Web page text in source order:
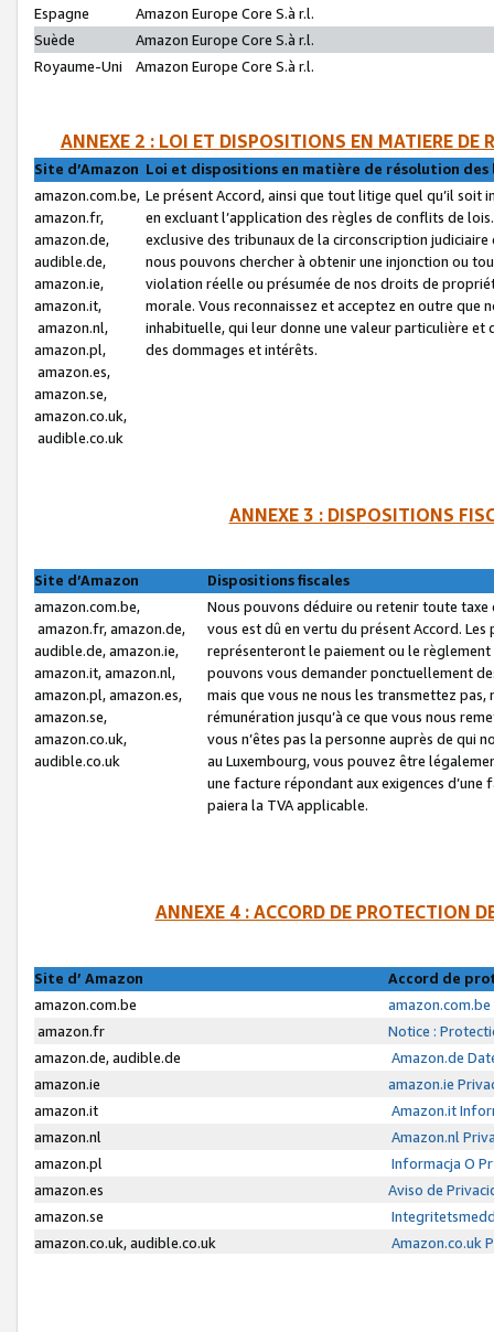
Espagne
Amazon Europe Core S.à r.l.
Suède
Amazon Europe Core S.à r.l.
Royaume-Uni
Amazon Europe Core S.à r.l.
ANNEXE 2 : LOI ET DISPOSITIONS EN MATIERE DE
Site d’Amazon Loi et dispositions en matière de résolution
amazon.com.be,
amazon.fr,
amazon.de,
audible.de,
amazon.ie,
amazon.it,
amazon.nl,
amazon.pl,
amazon.es,
amazon.se,
amazon.co.uk,
audible.co.uk
Le présent Accord, ainsi que tout litige quel qu’il soit
en excluant l’application des règles de conflits de
exclusive des tribunaux de la circonscription
nous pouvons chercher à obtenir une injonction ou
violation réelle ou présumée de nos droits de
morale. Vous reconnaissez et acceptez en outre que
inhabituelle, qui leur donne une valeur particulière
des dommages et intérêts.
ANNEXE 3 : DISPOSITIONS
Site d’Amazon
Dispositions fiscales
amazon.com.be,
amazon.fr, amazon.de,
audible.de, amazon.ie,
amazon.it, amazon.nl,
amazon.pl, amazon.es,
amazon.se,
amazon.co.uk,
audible.co.uk
Nous pouvons déduire ou retenir toute
vous est dû en vertu du présent Accord.
représenteront le paiement ou le
pouvons vous demander ponctuellement
mais que vous ne nous les transmettez
rémunération jusqu’à ce que vous nous
vous n’êtes pas la personne auprès de qui
au Luxembourg, vous pouvez être
une facture répondant aux exigences
paiera la TVA applicable.
ANNEXE 4 : ACCORD DE PROTECTION
Site d’ Amazon
Accord de
amazon.com.be
amazon.fr
Notice :
amazon.de, audible.de
Amazon.de
amazon.ie
amazon.ie
amazon.it
Amazon.it
amazon.nl
Amazon.nl
amazon.pl
Informacja O
amazon.es
Aviso de
amazon.se
amazon.co.uk, audible.co.uk
Amazon.co.uk